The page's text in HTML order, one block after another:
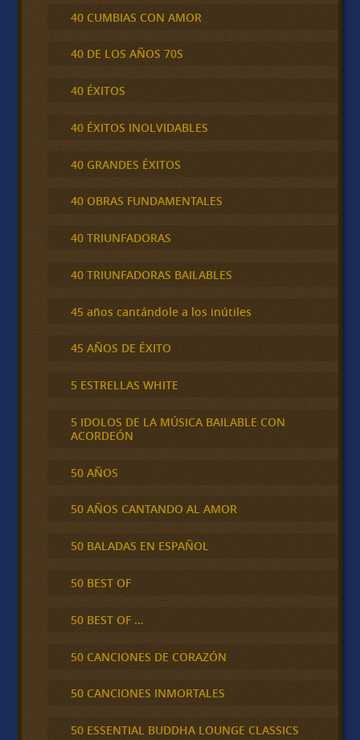
40 CUMBIAS CON AMOR
40 DE LOS AÑOS 70S
40 ÉXITOS
40 ÉXITOS INOLVIDABLES
40 GRANDES ÉXITOS
40 OBRAS FUNDAMENTALES
40 TRIUNFADORAS
40 TRIUNFADORAS BAILABLES
45 años cantándole a los inútiles
45 AÑOS DE ÉXITO
5 ESTRELLAS WHITE
5 IDOLOS DE LA MÚSICA BAILABLE CON
ACORDEÓN
50 AÑOS
50 AÑOS CANTANDO AL AMOR
50 BALADAS EN ESPAÑOL
50 BEST OF
50 BEST OF …
50 CANCIONES DE CORAZÓN
50 CANCIONES INMORTALES
50 ESSENTIAL BUDDHA LOUNGE CLASSICS